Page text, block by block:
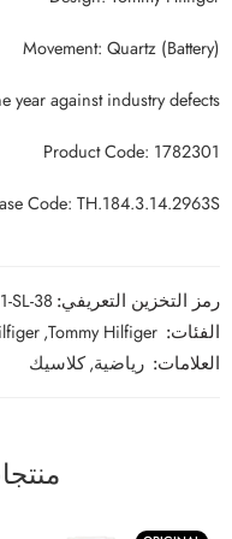
Movement: Quartz (Battery)
year against industry defects
Product Code: 1782301
Code: TH.184.3.14.2963S
رمز التخزين التعريفي: SL-38
الفئات: Tommy Hilfiger
,
العلامات: رياضية,كلاسيك